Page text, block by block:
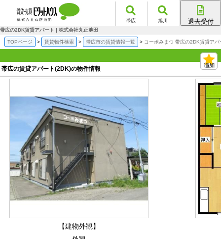
帯広 旭川 退去受付
帯広の2DK賃貸アパート | 株式会社丸正池田
TOPページ 賃貸物件検索 帯広市の賃貸情報一覧 コーポみまつ 帯広の2DK賃貸アパ
帯広の賃貸アパート(2DK)の物件情報
【建物外観】